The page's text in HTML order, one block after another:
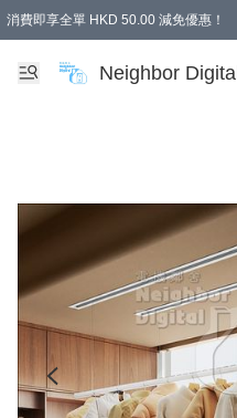
消費即享全單 HKD 50.00 減免優惠！
Neighbor Digital